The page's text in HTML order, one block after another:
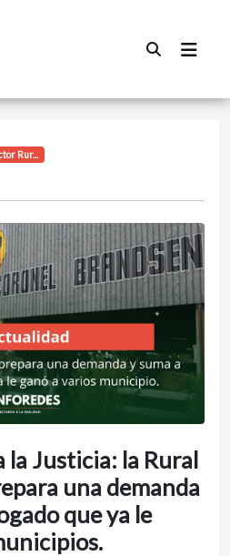
Rur...
la Justicia: la Rural
una demanda
que ya le